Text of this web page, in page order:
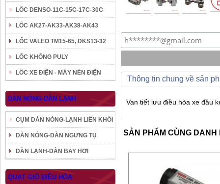
LỐC DENSO-11C-15C-17C-30C
LỐC AK27-AK33-AK38-AK43
LỐC VALEO TM15-65, DKS13-32
LỐC KHÔNG PULY
LỐC XE ĐIỆN - MÁY NÉN ĐIỆN
DÀN NÓNG-DÀN LẠNH
CỤM DÀN NÓNG-LẠNH LIỀN KHỐI
DÀN NÓNG-DÀN NGƯNG TỤ
DÀN LẠNH-DÀN BAY HƠI
QUẠT GIÓ ĐIỀU HÒA
Thông tin chung về sản
Van tiết lưu điều hòa xe đầu
SẢN PHẨM CÙNG